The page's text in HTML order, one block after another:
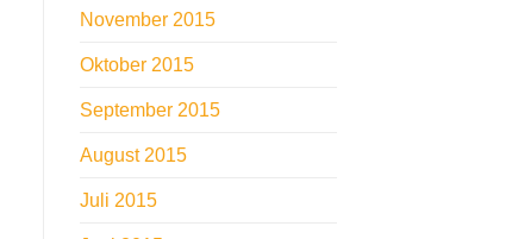
November 2015
Oktober 2015
September 2015
August 2015
Juli 2015